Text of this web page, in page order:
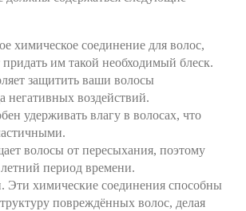
химическое соединение для волос,
придать им такой необходимый блеск.
защитить ваши волосы
негативных воздействий.
удерживать влагу в волосах, что
волосы от пересыхания, поэтому
период времени.
Эти химические соединения способны
повреждённых волос, делая